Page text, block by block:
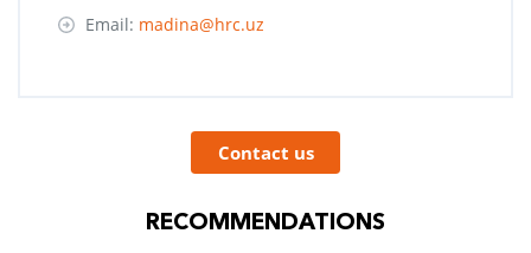
Email: madina@hrc.uz
Contact us
RECOMMENDATIONS